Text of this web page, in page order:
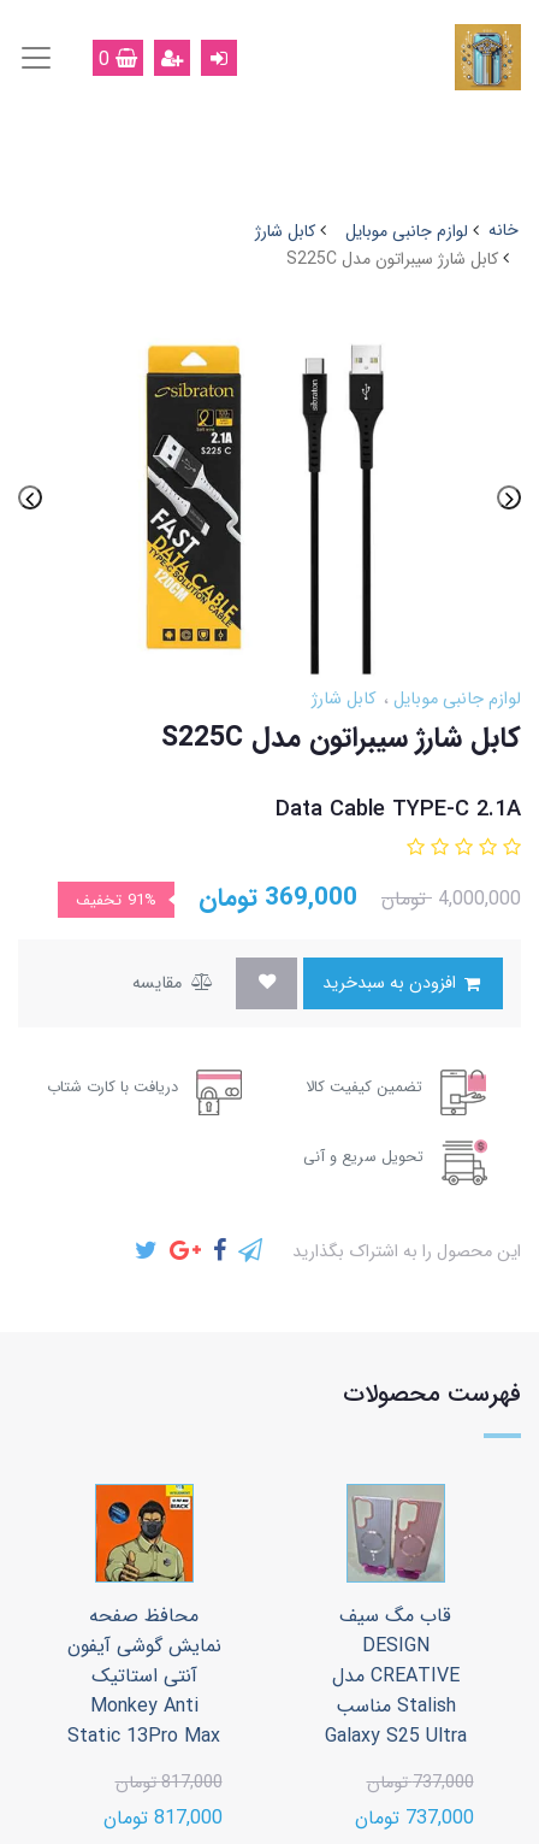
0
خانه لوازم جانبی موبایل
کابل شارژ
کابل شارژ سیبراتون مدل S225C
لوازم جانبی موبایل کابل شارژ
کابل شارژ سیبراتون مدل S225C
Data Cable TYPE-C 2.1A
4,000,000 تومان 369,000 تومان 91% تخفیف
مقایسه
تضمین کیفیت کالا دریافت با کارت شتاب
تحویل سریع و آنی
این محصول را به اشتراک بگذارید
فهرست محصولات
قاب مگ سیف
DESIGN
CREATIVE مدل
Stalish مناسب
Galaxy S25 Ultra
737,000 تومان
737,000 تومان
محافظ صفحه
نمایش گوشی آیفون
آنتی استاتیک
Monkey Anti
Static 13Pro Max
817,000 تومان
817,000 تومان